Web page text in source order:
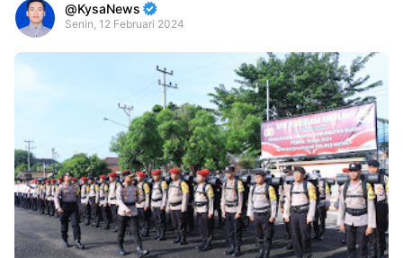
KysaNews
Senin, 12 Februari 2024
Premium
Shroff
Templates